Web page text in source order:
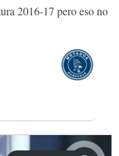
2016-17 pero eso no